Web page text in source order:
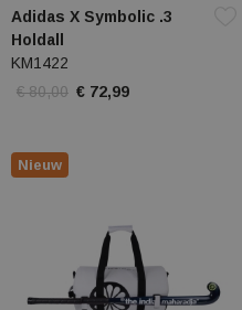
Adidas X Symbolic .3
Holdall
KM1422
€ 80,00 € 72,99
Nieuw